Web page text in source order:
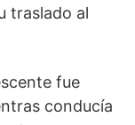
traslado al
fue
conducía